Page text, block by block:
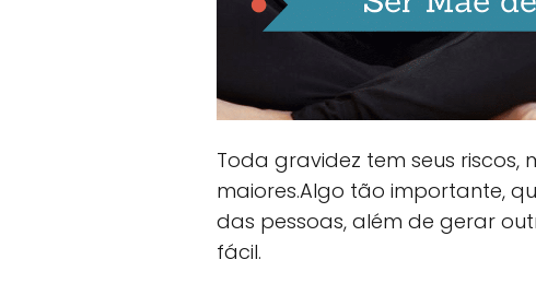
Toda gravidez tem seus riscos,
maiores.Algo tão importante,
das pessoas, além de gerar
fácil.